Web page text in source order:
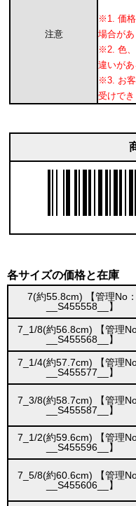
注意
※1. 価格
場合があ
※2. 色、
違いがあ
※3. お客
受けでき
各サイズの価格と在庫
7(約55.8cm) 【管理No：
__S455558__】
7_1/8(約56.8cm) 【管理No
__S455568__】
7_1/4(約57.7cm) 【管理No
__S455577__】
7_3/8(約58.7cm) 【管理No
__S455587__】
7_1/2(約59.6cm) 【管理No
__S455596__】
7_5/8(約60.6cm) 【管理No
__S455606__】